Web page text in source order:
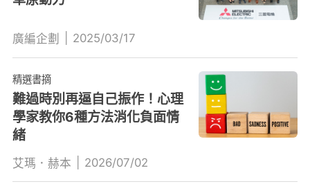
廣編企劃 2025/03/17
精選書摘
難過時別再逼自己振作！心理
學家教你6種方法消化負面情
緒
艾瑪．赫本 2026/07/02